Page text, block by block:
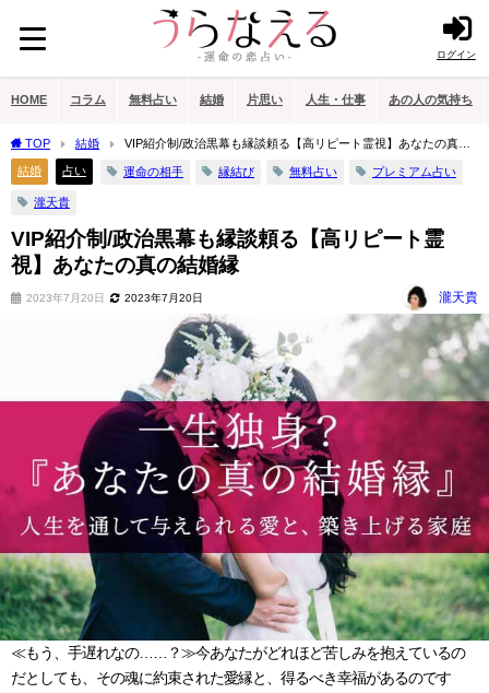
ログイン
HOME コラム 無料占い 結婚 片思い 人生・仕事 あの人の気持ち
TOP 結婚
VIP紹介制/政治黒幕も縁談頼る【高リピート霊視】あなたの真の
結婚縁
結婚 占い 運命の相手 縁結び 無料占い プレミアム占い
瀧天貴
VIP紹介制/政治黒幕も縁談頼る【高リピート霊
視】あなたの真の結婚縁
2023年7月20日 2023年7月20日 瀧天貴
≪もう、手遅れなの……？≫今あなたがどれほど苦しみを抱えているの
だとしても、その魂に約束された愛縁と、得るべき幸福があるのです